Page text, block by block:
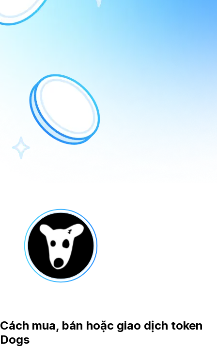
Cách mua, bán hoặc giao dịch token
Dogs